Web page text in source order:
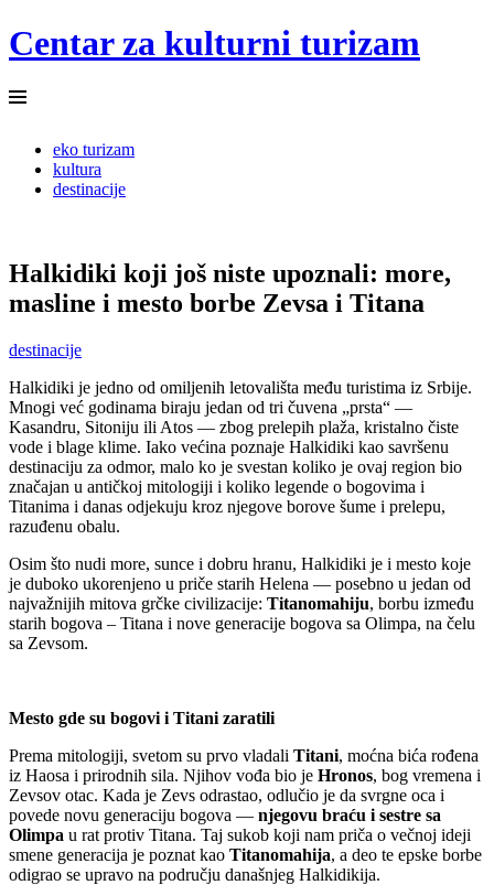
Centar za kulturni turizam
Menu
Skip
content
eko turizam
kultura
destinacije
Halkidiki koji još niste upoznali: more,
masline i mesto borbe Zevsa i Titana
destinacije
Halkidiki je jedno od omiljenih letovališta među turistima iz Srbije.
Mnogi već godinama biraju jedan od tri čuvena „prsta“ —
Kasandru, Sitoniju ili Atos — zbog prelepih plaža, kristalno čiste
vode i blage klime. Iako većina poznaje Halkidiki kao savršenu
destinaciju za odmor, malo ko je svestan koliko je ovaj region bio
značajan u antičkoj mitologiji i koliko legende o bogovima i
Titanima i danas odjekuju kroz njegove borove šume i prelepu,
razuđenu obalu.
Osim što nudi more, sunce i dobru hranu, Halkidiki je i mesto koje
je duboko ukorenjeno u priče starih Helena — posebno u jedan od
najvažnijih mitova grčke civilizacije: Titanomahiju, borbu između
starih bogova – Titana i nove generacije bogova sa Olimpa, na čelu
sa Zevsom.
Mesto gde su bogovi i Titani zaratili
Prema mitologiji, svetom su prvo vladali Titani, moćna bića rođena
iz Haosa i prirodnih sila. Njihov vođa bio je Hronos, bog vremena i
Zevsov otac. Kada je Zevs odrastao, odlučio je da svrgne oca i
povede novu generaciju bogova — njegovu braću i sestre sa
Olimpa u rat protiv Titana. Taj sukob koji nam priča o večnoj ideji
smene generacija je poznat kao Titanomahija, a deo te epske borbe
odigrao se upravo na području današnjeg Halkidikija.